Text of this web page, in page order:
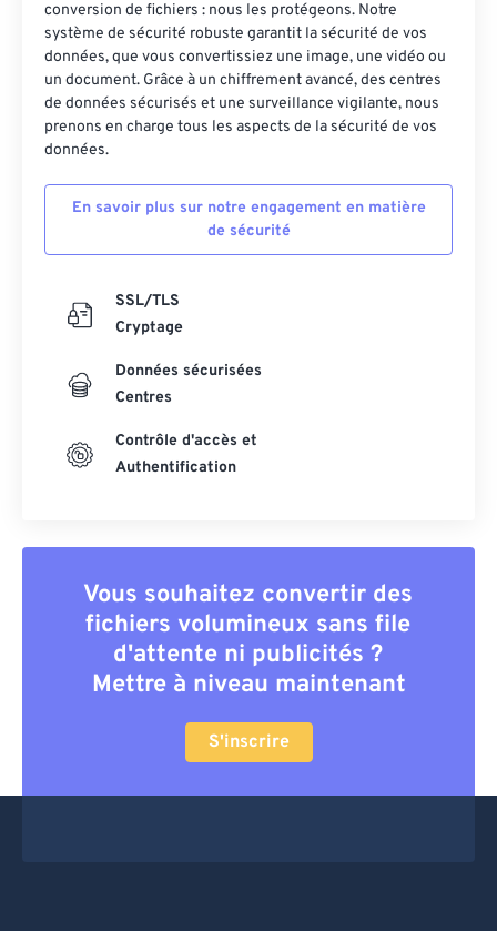
conversion de fichiers : nous les protégeons. Notre
système de sécurité robuste garantit la sécurité de vos
données, que vous convertissiez une image, une vidéo ou
un document. Grâce à un chiffrement avancé, des centres
de données sécurisés et une surveillance vigilante, nous
prenons en charge tous les aspects de la sécurité de vos
données.
En savoir plus sur notre engagement en matière
de sécurité
SSL/TLS
Cryptage
Données sécurisées
Centres
Contrôle d'accès et
Authentification
Vous souhaitez convertir des
fichiers volumineux sans file
d'attente ni publicités ?
Mettre à niveau maintenant
S'inscrire